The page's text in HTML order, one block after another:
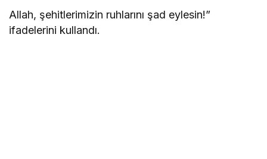
Allah, şehitlerimizin ruhlarını şad eylesin!”
ifadelerini kullandı.